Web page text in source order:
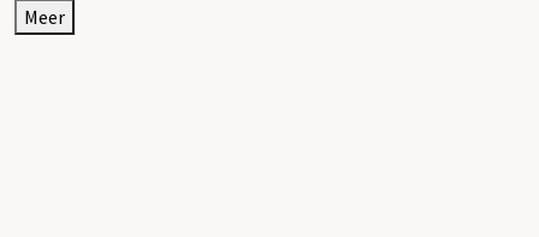
Meer